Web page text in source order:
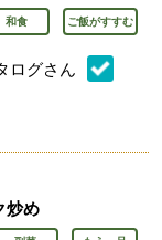
和食 ご飯がすすむ
ログさん
炒め